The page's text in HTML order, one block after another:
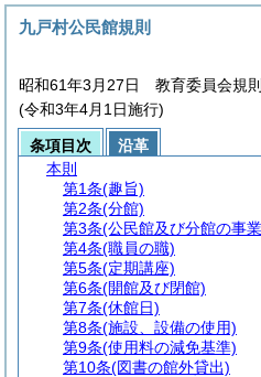
九戸村公民館規則
昭和61年3月27日 教育委員会規
(令和3年4月1日施行)
条項目次
沿革
本則
第1条(趣旨)
第2条(分館)
第3条(公民館及び分館の事
第4条(職員の職)
第5条(定期講座)
第6条(開館及び閉館)
第7条(休館日)
第8条(施設、設備の使用)
第9条(使用料の減免基準)
第10条(図書の館外貸出)